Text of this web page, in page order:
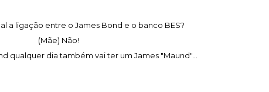
a ligação entre o James Bond e o banco BES?
(Mãe) Não!
qualquer dia também vai ter um James "Maund"...